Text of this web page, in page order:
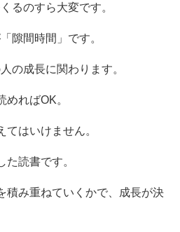
るのすら大変です。
隙間時間」です。
の成長に関わります。
ればOK。
はいけません。
読書です。
積み重ねていくかで、成長が決